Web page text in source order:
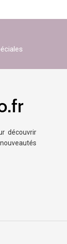
découvrir